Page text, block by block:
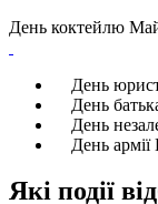
День коктейлю
День
День батька
День
День армії
Які події